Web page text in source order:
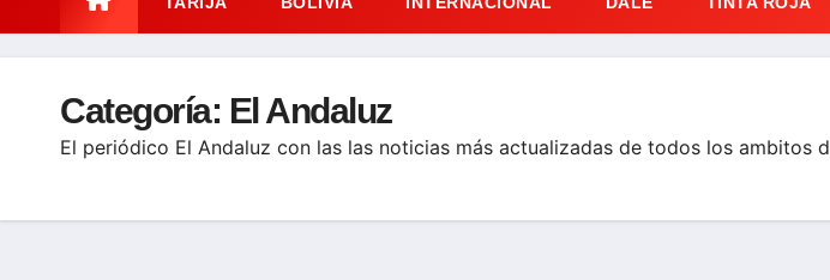
Categoría: El Andaluz
El periódico El Andaluz con las las noticias más actualizadas de todos los ambitos